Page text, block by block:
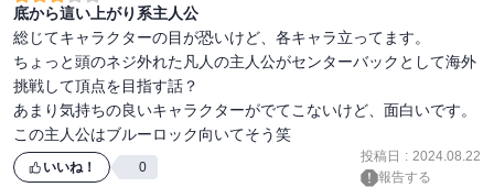
底から這い上がり系主人公
総じてキャラクターの目が恐いけど、各キャラ立ってます。
ちょっと頭のネジ外れた凡人の主人公がセンターバックとして海外
挑戦して頂点を目指す話？
あまり気持ちの良いキャラクターがでてこないけど、面白いです。
この主人公はブルーロック向いてそう笑
いいね！ 0
投稿日 : 2024.08.22
報告する